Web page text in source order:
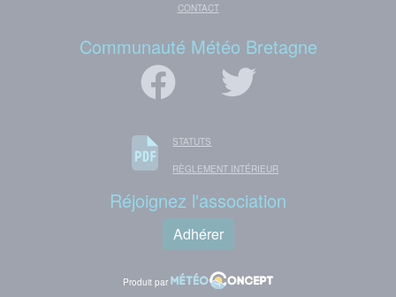
CONTACT
Communauté Météo Bretagne
STATUTS
RÈGLEMENT INTÉRIEUR
Réjoignez l'association
Adhérer
Produit par